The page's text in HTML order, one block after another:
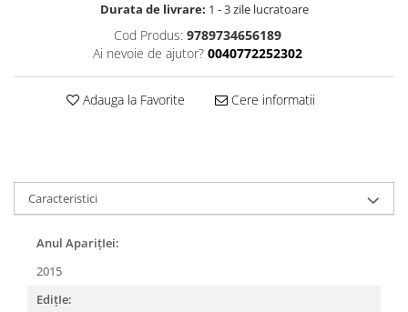
Durata de livrare: 1 - 3 zile lucratoare
Cod Produs: 9789734656189
Ai nevoie de ajutor? 0040772252302
Adauga la Favorite Cere informatii
Caracteristici
Anul AparițIei:
2015
EdițIe: